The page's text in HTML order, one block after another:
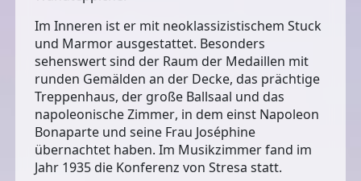
Im Inneren ist er mit neoklassizistischem Stuck
und Marmor ausgestattet. Besonders
sehenswert sind der Raum der Medaillen mit
runden Gemälden an der Decke, das prächtige
Treppenhaus, der große Ballsaal und das
napoleonische Zimmer, in dem einst Napoleon
Bonaparte und seine Frau Joséphine
übernachtet haben. Im Musikzimmer fand im
Jahr 1935 die Konferenz von Stresa statt.